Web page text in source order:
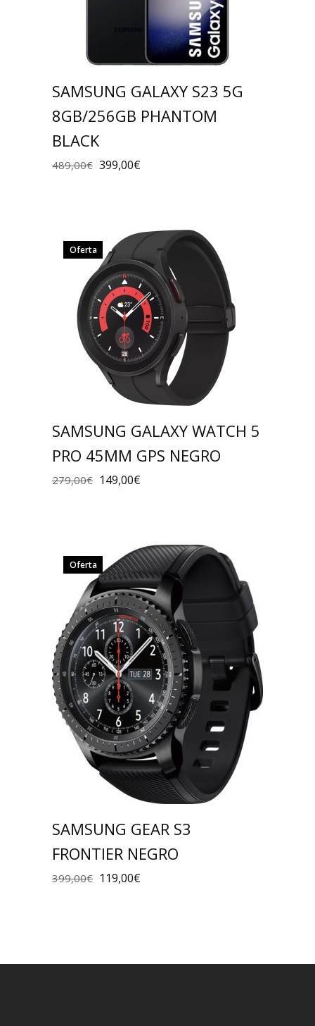
SAMSUNG GALAXY S23 5G
8GB/256GB PHANTOM
BLACK
489,00€ 399,00€
Oferta
SAMSUNG GALAXY WATCH 5
PRO 45MM GPS NEGRO
279,00€ 149,00€
Oferta
SAMSUNG GEAR S3
FRONTIER NEGRO
399,00€ 119,00€